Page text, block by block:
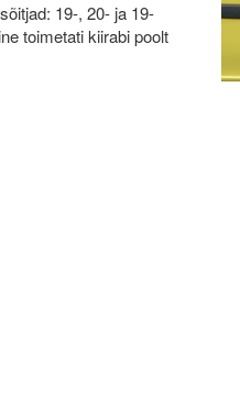
19-, 20- ja 19-
toimetati kiirabi poolt